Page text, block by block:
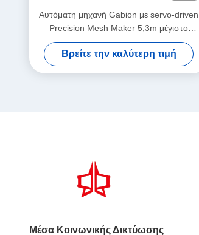
Αυτόματη μηχανή Gabion με servo-driven
Precision Mesh Maker 5,3m μέγιστο
πλάτος
Βρείτε την καλύτερη τιμή
Μέσα Κοινωνικής Δικτύωσης